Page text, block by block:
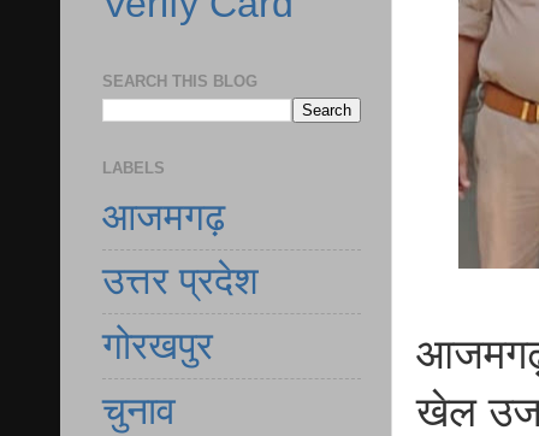
आजमगढ़
खेल
SEARCH THIS BLOG
LABELS
आजमगढ़
उत्तर प्रदेश
गोरखपुर
चुनाव